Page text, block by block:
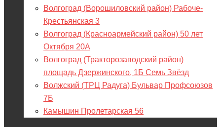
Волгоград (Ворошиловский район) Рабоче-
Крестьянская 3
Волгоград (Красноармейский район) 50 лет
Октября 20А
Волгоград (Тракторозаводский район)
площадь Дзержинского, 1Б Семь Звёзд
Волжский (ТРЦ Радуга) Бульвар Профсоюзов
7Б
Камышин Пролетарская 56